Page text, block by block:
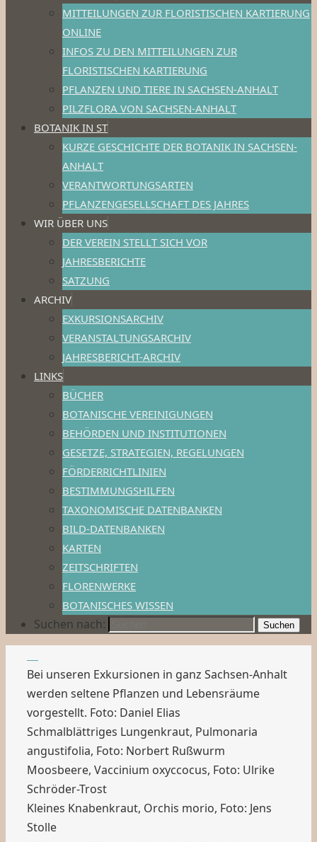
MITTEILUNGEN ZUR FLORISTISCHEN KARTIERUNG
ONLINE
INFOS ZU DEN MITTEILUNGEN ZUR
FLORISTISCHEN KARTIERUNG
PFLANZEN UND TIERE IN SACHSEN-ANHALT
PILZFLORA VON SACHSEN-ANHALT
BOTANIK IN ST
KURZE GESCHICHTE DER BOTANIK IN SACHSEN-
ANHALT
VERANTWORTUNGSARTEN
PFLANZENGESELLSCHAFT DES JAHRES
WIR ÜBER UNS
DER VEREIN STELLT SICH VOR
JAHRESBERICHTE
SATZUNG
ARCHIV
EXKURSIONSARCHIV
VERANSTALTUNGSARCHIV
JAHRESBERICHT-ARCHIV
LINKS
BÜCHER
BOTANISCHE VEREINIGUNGEN
BEHÖRDEN UND INSTITUTIONEN
GESETZE, STRATEGIEN, REGELUNGEN
FÖRDERRICHTLINIEN
BESTIMMUNGSHILFEN
TAXONOMISCHE DATENBANKEN
BILD-DATENBANKEN
KARTEN
ZEITSCHRIFTEN
FLORENWERKE
BOTANISCHES WISSEN
Suchen nach: Suchen
Bei unseren Exkursionen in ganz Sachsen-Anhalt
werden seltene Pflanzen und Lebensräume
vorgestellt. Foto: Daniel Elias
Schmalblättriges Lungenkraut, Pulmonaria
angustifolia, Foto: Norbert Rußwurm
Moosbeere, Vaccinium oxyccocus, Foto: Ulrike
Schröder-Trost
Kleines Knabenkraut, Orchis morio, Foto: Jens
Stolle